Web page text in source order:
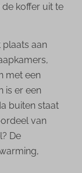
koffer uit te
plaats aan
met een
is er een
buiten staat
van
De